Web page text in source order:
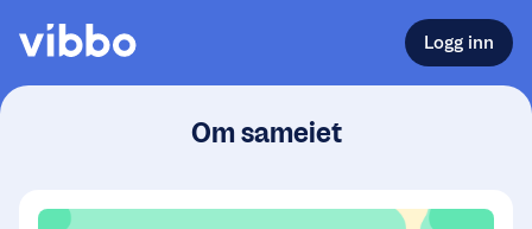
Logg inn
Om sameiet